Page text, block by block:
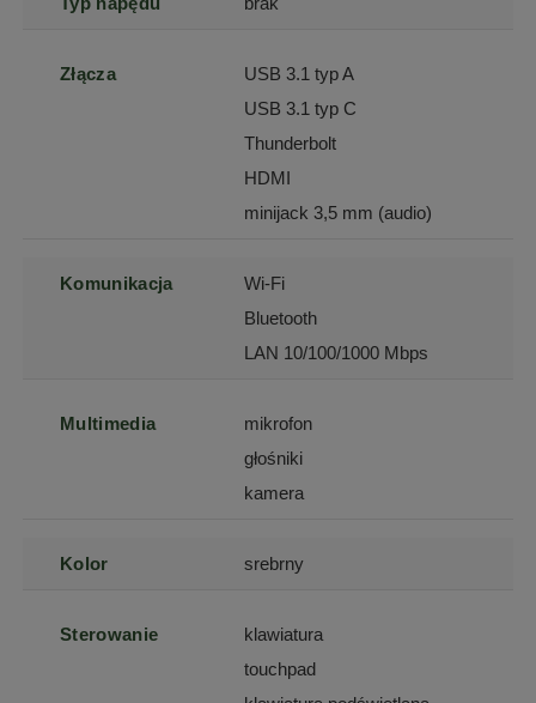
Złącza
USB 3.1 typ A
USB 3.1 typ C
Thunderbolt
HDMI
minijack 3,5 mm (audio)
Komunikacja
Wi-Fi
Bluetooth
LAN 10/100/1000 Mbps
Multimedia
mikrofon
głośniki
kamera
Kolor srebrny
Sterowanie
klawiatura
touchpad